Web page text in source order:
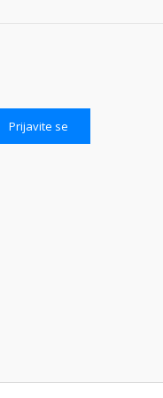
Prijavite se